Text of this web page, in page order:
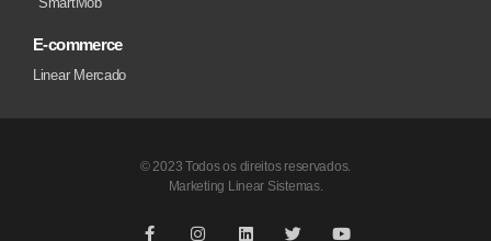
E-commerce
Linear Mercado
© 2023 Todos os direitos reservados.
Marketing Linear Sistemas.